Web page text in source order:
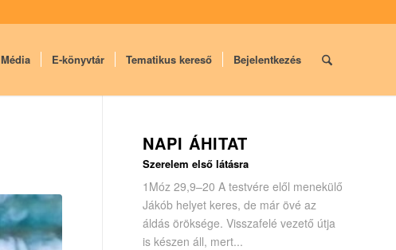
Média E-könyvtár Tematikus kereső Bejelentkezés
NAPI ÁHITAT
Szerelem első látásra
1Móz 29,9–20 A testvére elől menekülő
Jákób helyet keres, de már övé az
áldás öröksége. Visszafelé vezető útja
is készen áll, mert...